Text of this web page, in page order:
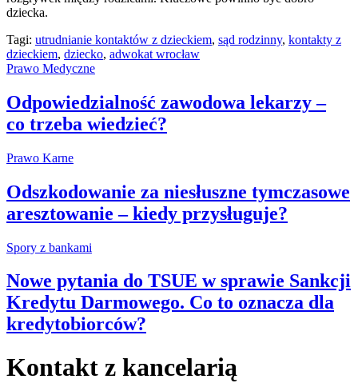
dziecka.
Tagi: utrudnianie kontaktów z dzieckiem, sąd rodzinny, kontakty z
dzieckiem, dziecko, adwokat wrocław
Prawo Medyczne
Odpowiedzialność zawodowa lekarzy –
co trzeba wiedzieć?
Prawo Karne
Odszkodowanie za niesłuszne tymczasowe
aresztowanie – kiedy przysługuje?
Spory z bankami
Nowe pytania do TSUE w sprawie Sankcji
Kredytu Darmowego. Co to oznacza dla
kredytobiorców?
Kontakt z kancelarią